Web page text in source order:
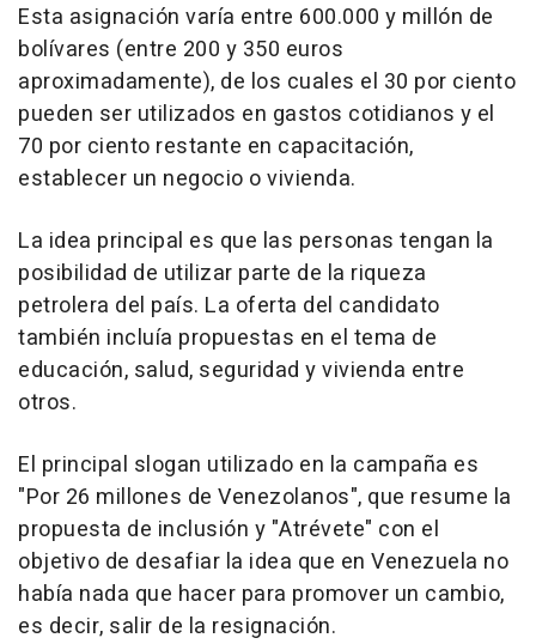
Esta asignación varía entre 600.000 y millón de
bolívares (entre 200 y 350 euros
aproximadamente), de los cuales el 30 por ciento
pueden ser utilizados en gastos cotidianos y el
70 por ciento restante en capacitación,
establecer un negocio o vivienda.
La idea principal es que las personas tengan la
posibilidad de utilizar parte de la riqueza
petrolera del país. La oferta del candidato
también incluía propuestas en el tema de
educación, salud, seguridad y vivienda entre
otros.
El principal slogan utilizado en la campaña es
"Por 26 millones de Venezolanos", que resume la
propuesta de inclusión y "Atrévete" con el
objetivo de desafiar la idea que en Venezuela no
había nada que hacer para promover un cambio,
es decir, salir de la resignación.